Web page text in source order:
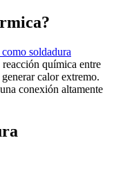
soldadura
química entre
calor extremo.
conexión altamente